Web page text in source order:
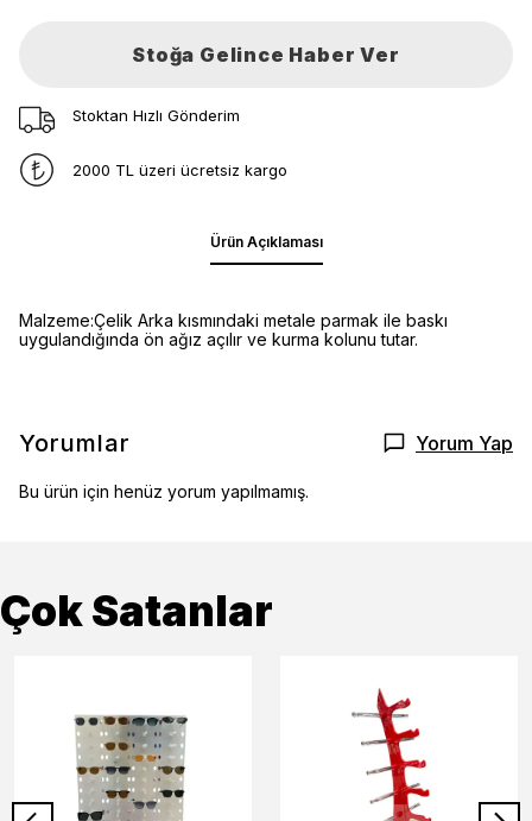
Stoğa Gelince Haber Ver
Stoktan Hızlı Gönderim
2000 TL üzeri ücretsiz kargo
Ürün Açıklaması
Malzeme:Çelik Arka kısmındaki metale parmak ile baskı
uygulandığında ön ağız açılır ve kurma kolunu tutar.
Yorumlar Yorum Yap
Bu ürün için henüz yorum yapılmamış.
Çok Satanlar